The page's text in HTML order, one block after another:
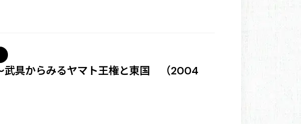
具からみるヤマト王権と東国 （2004